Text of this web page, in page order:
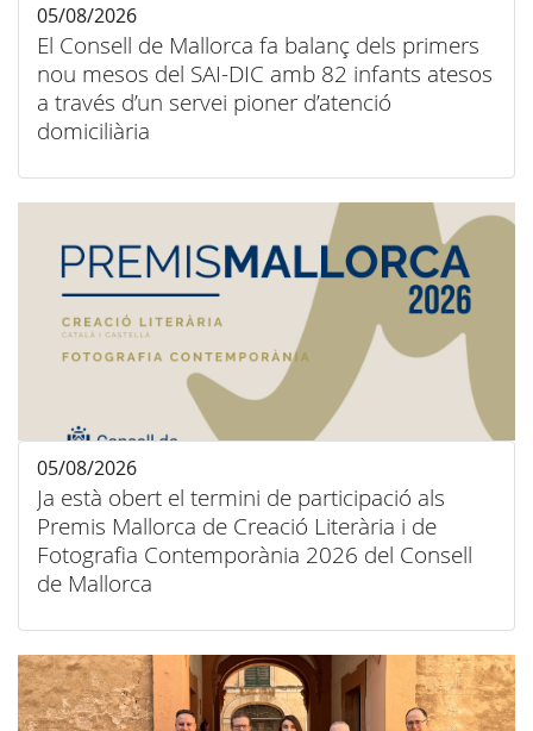
El Consell de Mallorca fa balanç dels primers
nou mesos del SAI-DIC amb 82 infants atesos
a través d’un servei pioner d’atenció
domiciliària
05/08/2026
Ja està obert el termini de participació als
Premis Mallorca de Creació Literària i de
Fotografia Contemporània 2026 del Consell
de Mallorca
05/08/2026